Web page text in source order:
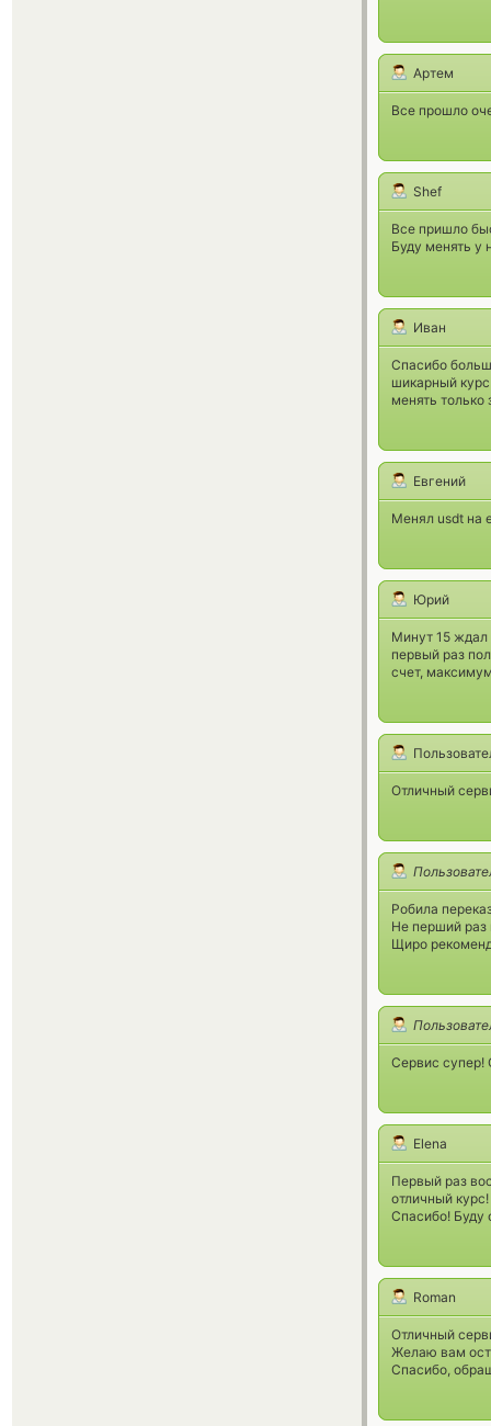
Артем
Все прошло
Shef
Все пришло
Буду менять у
Иван
Спасибо
шикарный
менять
Евгений
Менял usdt на
Юрий
Минут 15 ждал
первый раз
счет,
Отличный
Робила
Не перший раз
Щиро
Сервис супер!
Elena
Первый раз
отличный курс!
Спасибо! Буду
Roman
Отличный
Желаю вам
Спасибо,